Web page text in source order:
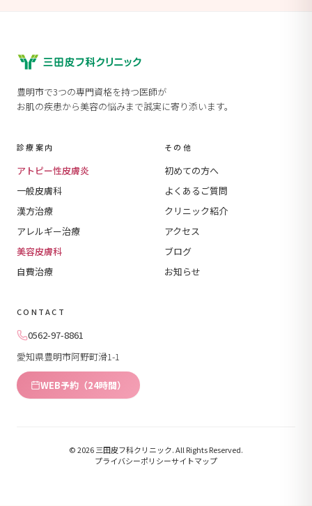
豊明市で3つの専門資格を持つ医師が
お肌の疾患から美容の悩みまで誠実に寄り添います。
診療案内
アトピー性皮膚炎
一般皮膚科
漢方治療
アレルギー治療
美容皮膚科
自費治療
その他
初めての方へ
よくあるご質問
クリニック紹介
アクセス
ブログ
お知らせ
CONTACT
0562-97-8861
愛知県豊明市阿野町滑1-1
WEB予約（24時間）
© 2026 三田皮フ科クリニック. All Rights Reserved.
プライバシーポリシーサイトマップ